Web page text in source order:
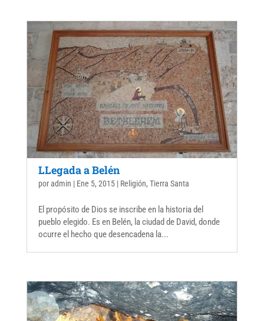
LLegada a Belén
poradmin | Ene 5, 2015| Religión, Tierra Santa
El propósito de Dios se inscribe en la historia del
pueblo elegido. Es en Belén, la ciudad de David, donde
ocurre el hecho que desencadena la...